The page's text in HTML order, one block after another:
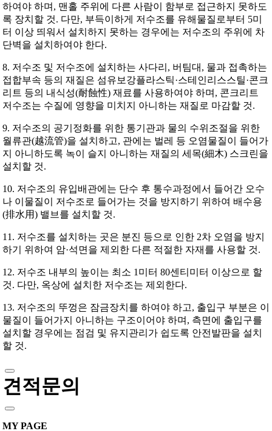
하여야 하며, 맨홀 주위에 다른 사람이 함부로 접근하지 못하도
록 장치할 것. 다만, 부득이하게 저수조를 유해물질로부터 5미
터 이상 띄워서 설치하지 못하는 경우에는 저수조의 주위에 차
단벽을 설치하여야 한다.
8. 저수조 및 저수조에 설치하는 사다리, 버팀대, 물과 접촉하는
접합부속 등의 재질은 섬유보강플라스틱·스테인리스스틸·콘크
리트 등의 내식성(耐蝕性) 재료를 사용하여야 하며, 콘크리트
저수조는 수질에 영향을 미치지 아니하는 재질로 마감할 것.
9. 저수조의 공기정화를 위한 통기관과 물의 수위조절을 위한
월류관(越流管)을 설치하고, 관에는 벌레 등 오염물질이 들어가
지 아니하도록 녹이 슬지 아니하는 재질의 세목(細木) 스크린을
설치할 것.
10. 저수조의 유입배관에는 단수 후 통수과정에서 들어간 오수
나 이물질이 저수조로 들어가는 것을 방지하기 위하여 배수용
(排水用) 밸브를 설치할 것.
11. 저수조를 설치하는 곳은 분진 등으로 인한 2차 오염을 방지
하기 위하여 암·석면을 제외한 다른 적절한 자재를 사용할 것.
12. 저수조 내부의 높이는 최소 1미터 80센티미터 이상으로 할
것. 다만, 옥상에 설치한 저수조는 제외한다.
13. 저수조의 뚜껑은 잠금장치를 하여야 하고, 출입구 부분은 이
물질이 들어가지 아니하는 구조이어야 하며, 측면에 출입구를
설치할 경우에는 점검 및 유지관리가 쉽도록 안전발판을 설치
할 것.
견적문의
MY PAGE